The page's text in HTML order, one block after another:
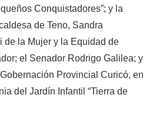
Conquistadores”; y la
de Teno, Sandra
de la Mujer y la Equidad de
el Senador Rodrigo Galilea; y
Provincial Curicó, en
del Jardín Infantil “Tierra de